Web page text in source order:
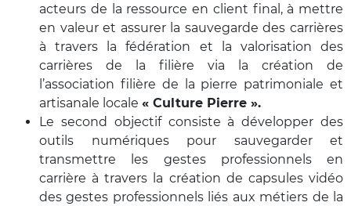
acteurs de la ressource en client final, à mettre
en valeur et assurer la sauvegarde des carrières
à travers la fédération et la valorisation des
carrières de la filière via la création de
l’association filière de la pierre patrimoniale et
artisanale locale « Culture Pierre ».
Le second objectif consiste à développer des
outils numériques pour sauvegarder et
transmettre les gestes professionnels en
carrière à travers la création de capsules vidéo
des gestes professionnels liés aux métiers de la